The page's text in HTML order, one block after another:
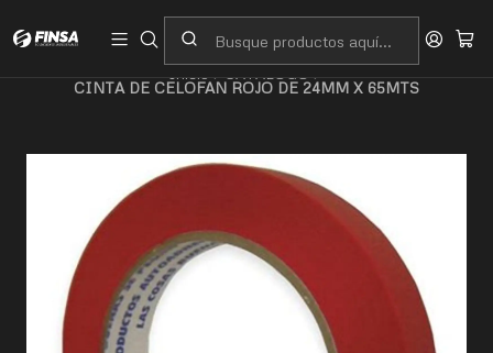
CINTA DE CELOFAN ROJO DE 24MM X 65MTS